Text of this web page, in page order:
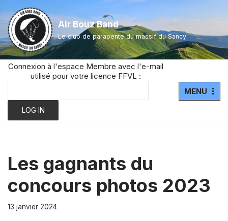
Aller
au
contenu
Air Bouz Band
Le club de parapente du massif du Sancy
Connexion à l'espace Membre avec l'e-mail
utilisé pour votre licence FFVL :
MENU
Les gagnants du
concours photos 2023
13 janvier 2024